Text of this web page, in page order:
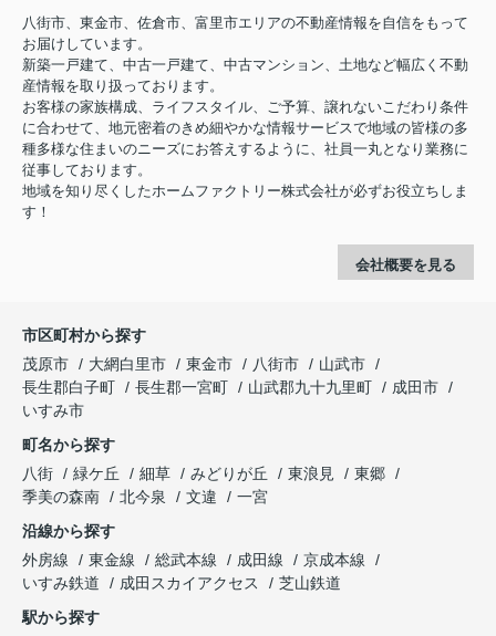
八街市、東金市、佐倉市、富里市エリアの不動産情報を自信をもって
お届けしています。
新築一戸建て、中古一戸建て、中古マンション、土地など幅広く不動
産情報を取り扱っております。
お客様の家族構成、ライフスタイル、ご予算、譲れないこだわり条件
に合わせて、地元密着のきめ細やかな情報サービスで地域の皆様の多
種多様な住まいのニーズにお答えするように、社員一丸となり業務に
従事しております。
地域を知り尽くしたホームファクトリー株式会社が必ずお役立ちしま
す！
会社概要を見る
市区町村から探す
茂原市
大網白里市 東金市 八街市
山武市
長生郡白子町
長生郡一宮町 山武郡九十九里町
成田市
いすみ市
町名から探す
八街
緑ケ丘 細草 みどりが丘 東浪見
東郷
季美の森南
北今泉 文違
一宮
沿線から探す
外房線
東金線 総武本線 成田線
京成本線
いすみ鉄道
成田スカイアクセス
芝山鉄道
駅から探す